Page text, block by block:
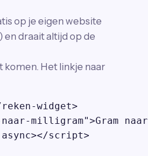
op je eigen website
draait altijd op de
komen. Het linkje naar
widget>
milligram">Gram
script>